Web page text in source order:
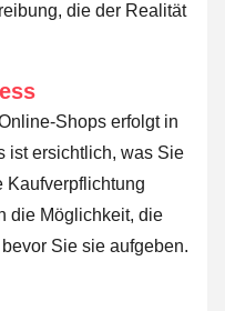
die der Realität
Shops erfolgt in
ist ersichtlich, was Sie
Kaufverpflichtung
die Möglichkeit, die
Sie sie aufgeben.